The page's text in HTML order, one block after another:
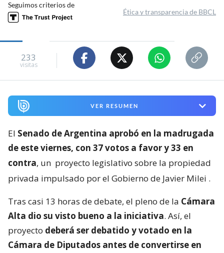
Seguimos criterios de
Ética y transparencia de BBCL
233
visitas
VER RESUMEN
El Senado de Argentina aprobó en la madrugada
de este viernes, con 37 votos a favor y 33 en
contra, un proyecto legislativo sobre la propiedad
privada impulsado por el Gobierno de Javier Milei .
Tras casi 13 horas de debate, el pleno de la Cámara
Alta dio su visto bueno a la iniciativa. Así, el
proyecto deberá ser debatido y votado en la
Cámara de Diputados antes de convertirse en